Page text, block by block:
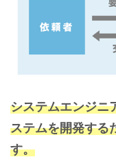
システムエンジニ
ステムを開発する
す。